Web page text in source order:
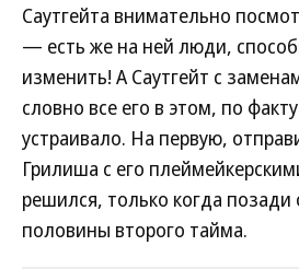
Саутгейта внимательно
— есть же на ней люди,
изменить! А Саутгейт с
словно все его в этом, по
устраивало. На первую,
Грилиша с его
решился, только когда
половины второго тайма.